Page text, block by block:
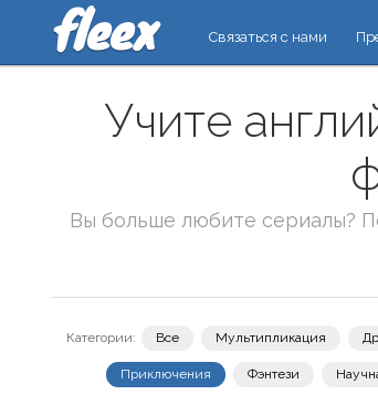
Связаться с нами
Учите
Вы больше любите сериалы?
Категории: Все Мультипликация
Приключения Фэнтези